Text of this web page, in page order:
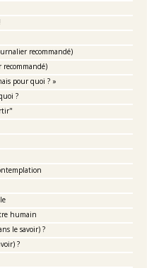
recommandé)
pour quoi ? »
?
humain
le savoir) ?
?